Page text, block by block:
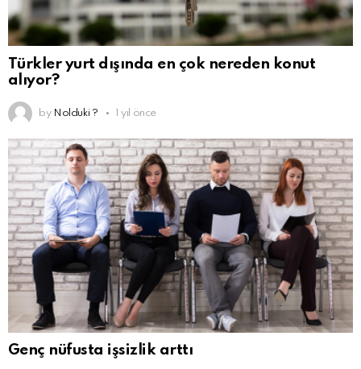
Türkler yurt dışında en çok nereden konut
alıyor?
by Nolduki ? 1 yıl önce
Genç nüfusta işsizlik arttı